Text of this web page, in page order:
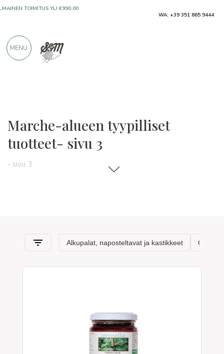
Marche-alueen tyypilliset
tuotteet- sivu 3
- sivu 3
ERINOMAISILTA VALMISTAJILTA
WA: +39 351 865 9444
MENU